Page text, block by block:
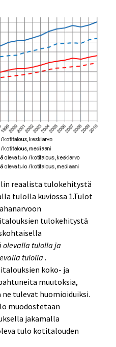
reaalista tulokehitystä
tulolla kuviossa 1.Tulot
tulokehitystä
olevalla tulolla ja
tulolla .
koko- ja
muutoksia,
tulevat huomioiduiksi.
muodostetaan
jakamalla
tulo kotitalouden